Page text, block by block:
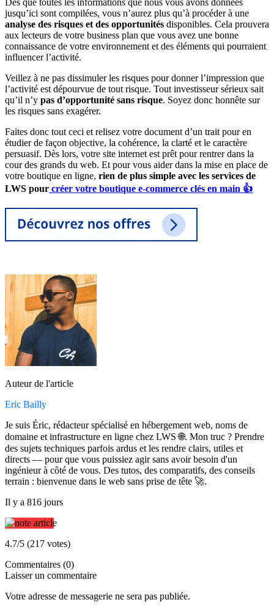
jusqu’ici sont compilées, vous n’aurez plus qu’à procéder à une
analyse des risques et des opportunités disponibles. Cela prouvera
aux lecteurs de votre business plan que vous avez une bonne
connaissance de votre environnement et des éléments qui pourraient
influencer l’activité.
Veillez à ne pas dissimuler les risques pour donner l’impression que
l’activité est dépourvue de tout risque. Tout investisseur sérieux sait
qu’il n’y pas d’opportunité sans risque. Soyez donc honnête sur
les risques sans exagérer.
Faites donc tout ceci et relisez votre document d’un trait pour en
étudier de façon objective, la cohérence, la clarté et le caractère
persuasif. Dès lors, votre site internet est prêt pour rentrer dans la
cour des grands du web. Et pour vous aider dans la mise en place de
votre boutique en ligne, rien de plus simple avec les services de
LWS pour créer votre boutique e-commerce clés en main 👍
Auteur de l'article
Eric Bailly
Je suis Éric, rédacteur spécialisé en hébergement web, noms de
domaine et infrastructure en ligne chez LWS 🌐. Mon truc ? Prendre
des sujets techniques parfois ardus et les rendre clairs, utiles et
directs — pour que vous puissiez agir sans avoir besoin d'un
ingénieur à côté de vous. Des tutos, des comparatifs, des conseils
terrain : bienvenue dans le web sans prise de tête 🚀.
Il y a 816 jours
4.7/5 (217 votes)
Commentaires (0)
Laisser un commentaire
Votre adresse de messagerie ne sera pas publiée.